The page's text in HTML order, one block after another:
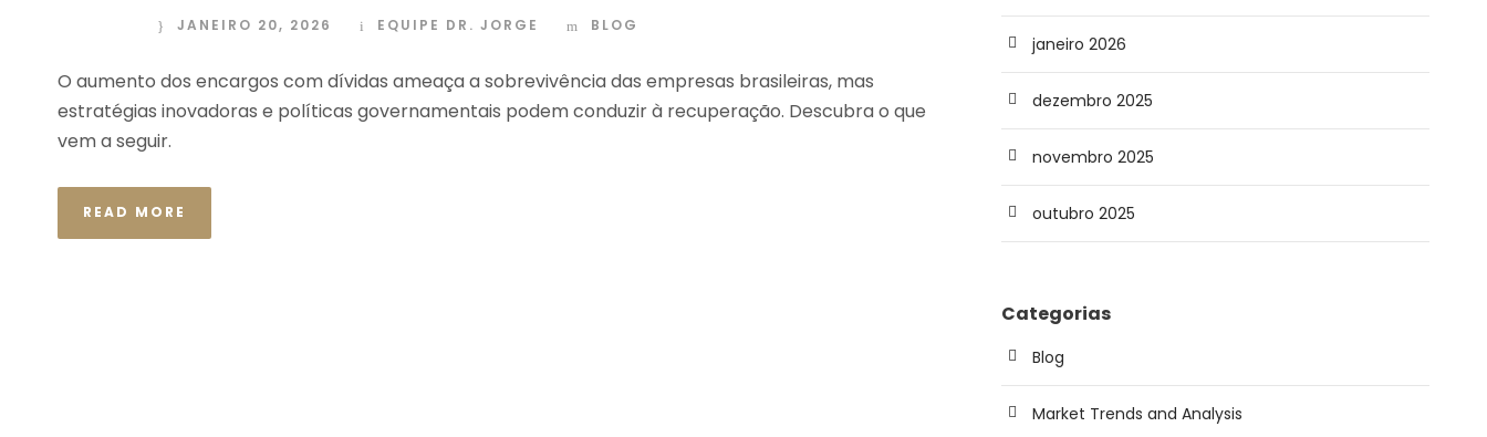
JANEIRO 20, 2026 EQUIPE DR. JORGE BLOG
O aumento dos encargos com dívidas ameaça a sobrevivência das empresas brasileiras, mas
estratégias inovadoras e políticas governamentais podem conduzir à recuperação. Descubra o que
vem a seguir.
READ MORE
janeiro 2026
dezembro 2025
novembro 2025
outubro 2025
Categorias
Blog
Market Trends and Analysis